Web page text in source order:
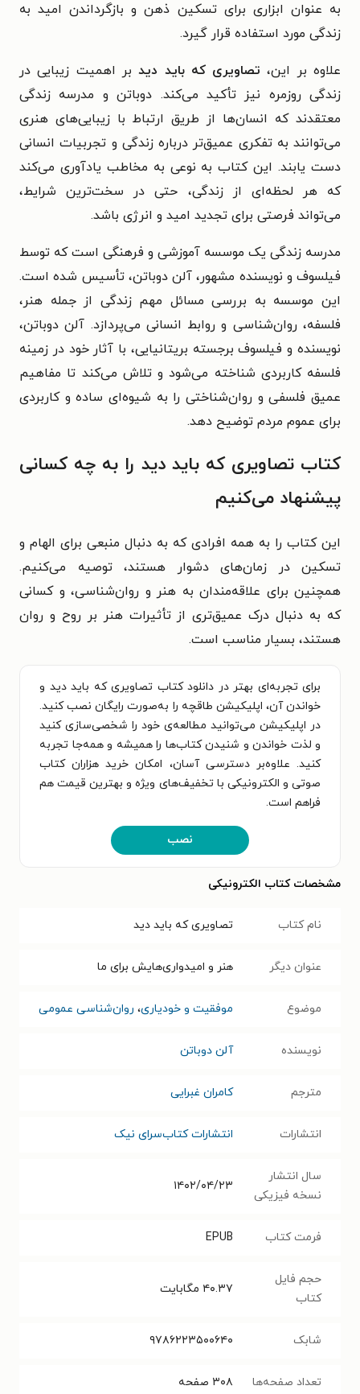
به عنوان ابزاری برای تسکین ذهن و بازگرداندن امید به
زندگی مورد استفاده قرار گیرد.
علاوه بر این، تصاویری که باید دیدبر اهمیت زیبایی در
زندگی روزمره نیز تأکید می‌کند. دوباتن و مدرسه زندگی
معتقدند که انسان‌ها از طریق ارتباط با زیبایی‌های هنری
می‌توانند به تفکری عمیق‌تر درباره زندگی و تجربیات انسانی
دست یابند. این کتاب به نوعی به مخاطب یادآوری می‌کند
که هر لحظه‌ای از زندگی، حتی در سخت‌ترین شرایط،
می‌تواند فرصتی برای تجدید امید و انرژی باشد.
مدرسه زندگی یک موسسه آموزشی و فرهنگی است که توسط
فیلسوف و نویسنده مشهور، آلن دوباتن، تأسیس شده است.
این موسسه به بررسی مسائل مهم زندگی از جمله هنر،
فلسفه، روان‌شناسی و روابط انسانی می‌پردازد. آلن دوباتن،
نویسنده و فیلسوف برجسته بریتانیایی، با آثار خود در زمینه
فلسفه کاربردی شناخته می‌شود و تلاش می‌کند تا مفاهیم
عمیق فلسفی و روان‌شناختی را به شیوه‌ای ساده و کاربردی
برای عموم مردم توضیح دهد.
کتاب تصاویری که باید دید را به چه کسانی
پیشنهاد می‌کنیم
این کتاب را به همه افرادی که به دنبال منبعی برای الهام و
تسکین در زمان‌های دشوار هستند، توصیه می‌کنیم.
همچنین برای علاقه‌مندان به هنر و روان‌شناسی، و کسانی
که به دنبال درک عمیق‌تری از تأثیرات هنر بر روح و روان
هستند، بسیار مناسب است.
برای تجربه‌ای بهتر در دانلود کتاب تصاویری که باید دید و
خواندن آن، اپلیکیشن طاقچه را به‌صورت رایگان نصب کنید.
در اپلیکیشن می‌توانید مطالعه‌ی خود را شخصی‌سازی کنید
و لذت خواندن و شنیدن کتاب‌ها را همیشه و همه‌جا تجربه
کنید. علاوه‌بر دسترسی آسان، امکان خرید هزاران کتاب
صوتی و الکترونیکی با تخفیف‌های ویژه و بهترین قیمت هم
فراهم است.
نصب
مشخصات کتاب الکترونیکی
نام کتاب تصاویری که باید دید
عنوان دیگر هنر و امیدواری‌هایش برای ما
موضوع موفقیت و خودیاری، روان‌شناسی عمومی
نویسنده آلن دوباتن
مترجم کامران غبرایی
انتشارات انتشارات کتاب‌سرای نیک
سال انتشار
نسخه فیزیکی
۱۴۰۲/۰۴/۲۳
فرمت کتاب EPUB
حجم فایل
کتاب
۴۰.۳۷ مگابایت
شابک ۹۷۸۶۲۲۳۵۰۰۶۴۰
تعداد صفحه‌ها ۳۰۸ صفحه